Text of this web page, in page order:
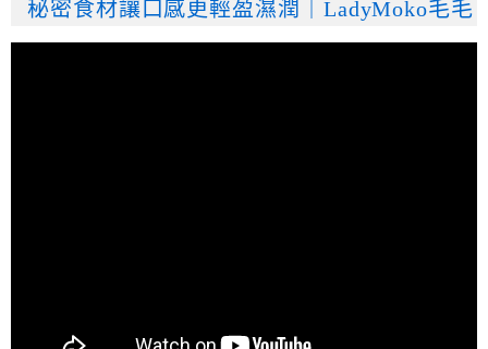
秘密食材讓口感更輕盈濕潤｜LadyMoko毛毛